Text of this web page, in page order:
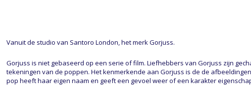
Vanuit de studio van Santoro London, het merk Gorjuss.
Gorjuss is niet gebaseerd op een serie of film. Liefhebbers van Gorjuss zijn
tekeningen van de poppen. Het kenmerkende aan Gorjuss is de de
pop heeft haar eigen naam en geeft een gevoel weer of een karakter